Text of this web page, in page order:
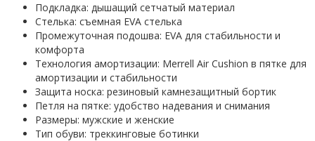
Подкладка: дышащий сетчатый материал
Стелька: съемная EVA стелька
Промежуточная подошва: EVA для стабильности и
комфорта
Технология амортизации: Merrell Air Cushion в пятке для
амортизации и стабильности
Защита носка: резиновый камнезащитный бортик
Петля на пятке: удобство надевания и снимания
Размеры: мужские и женские
Тип обуви: треккинговые ботинки